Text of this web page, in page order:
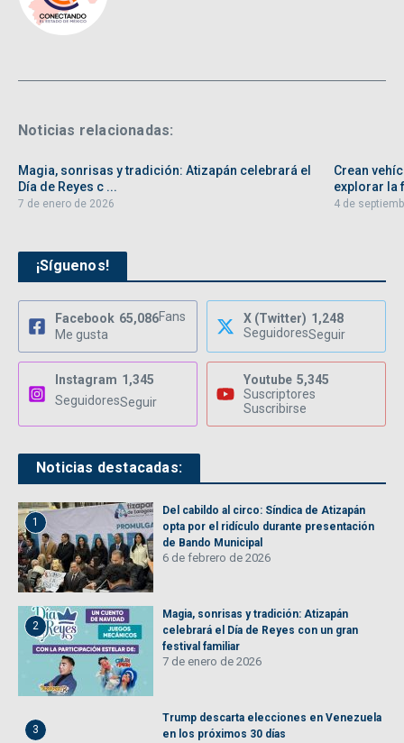
Noticias relacionadas:
Magia, sonrisas y tradición: Atizapán celebrará el
Día de Reyes c ...
7 de enero de 2026
Crean
explorar la
4 de
¡Síguenos!
Facebook 65,086Fans
Me gusta
X (Twitter) 1,248
SeguidoresSeguir
Instagram 1,345
SeguidoresSeguir
Youtube 5,345
Suscriptores
Suscribirse
Noticias destacadas:
1
Del cabildo al circo: Síndica de Atizapán
opta por el ridículo durante presentación
de Bando Municipal
6 de febrero de 2026
2
Magia, sonrisas y tradición: Atizapán
celebrará el Día de Reyes con un gran
festival familiar
7 de enero de 2026
3
Trump descarta elecciones en Venezuela
en los próximos 30 días